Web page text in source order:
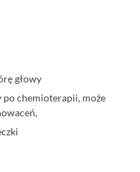
głowy
po chemioterapii, może